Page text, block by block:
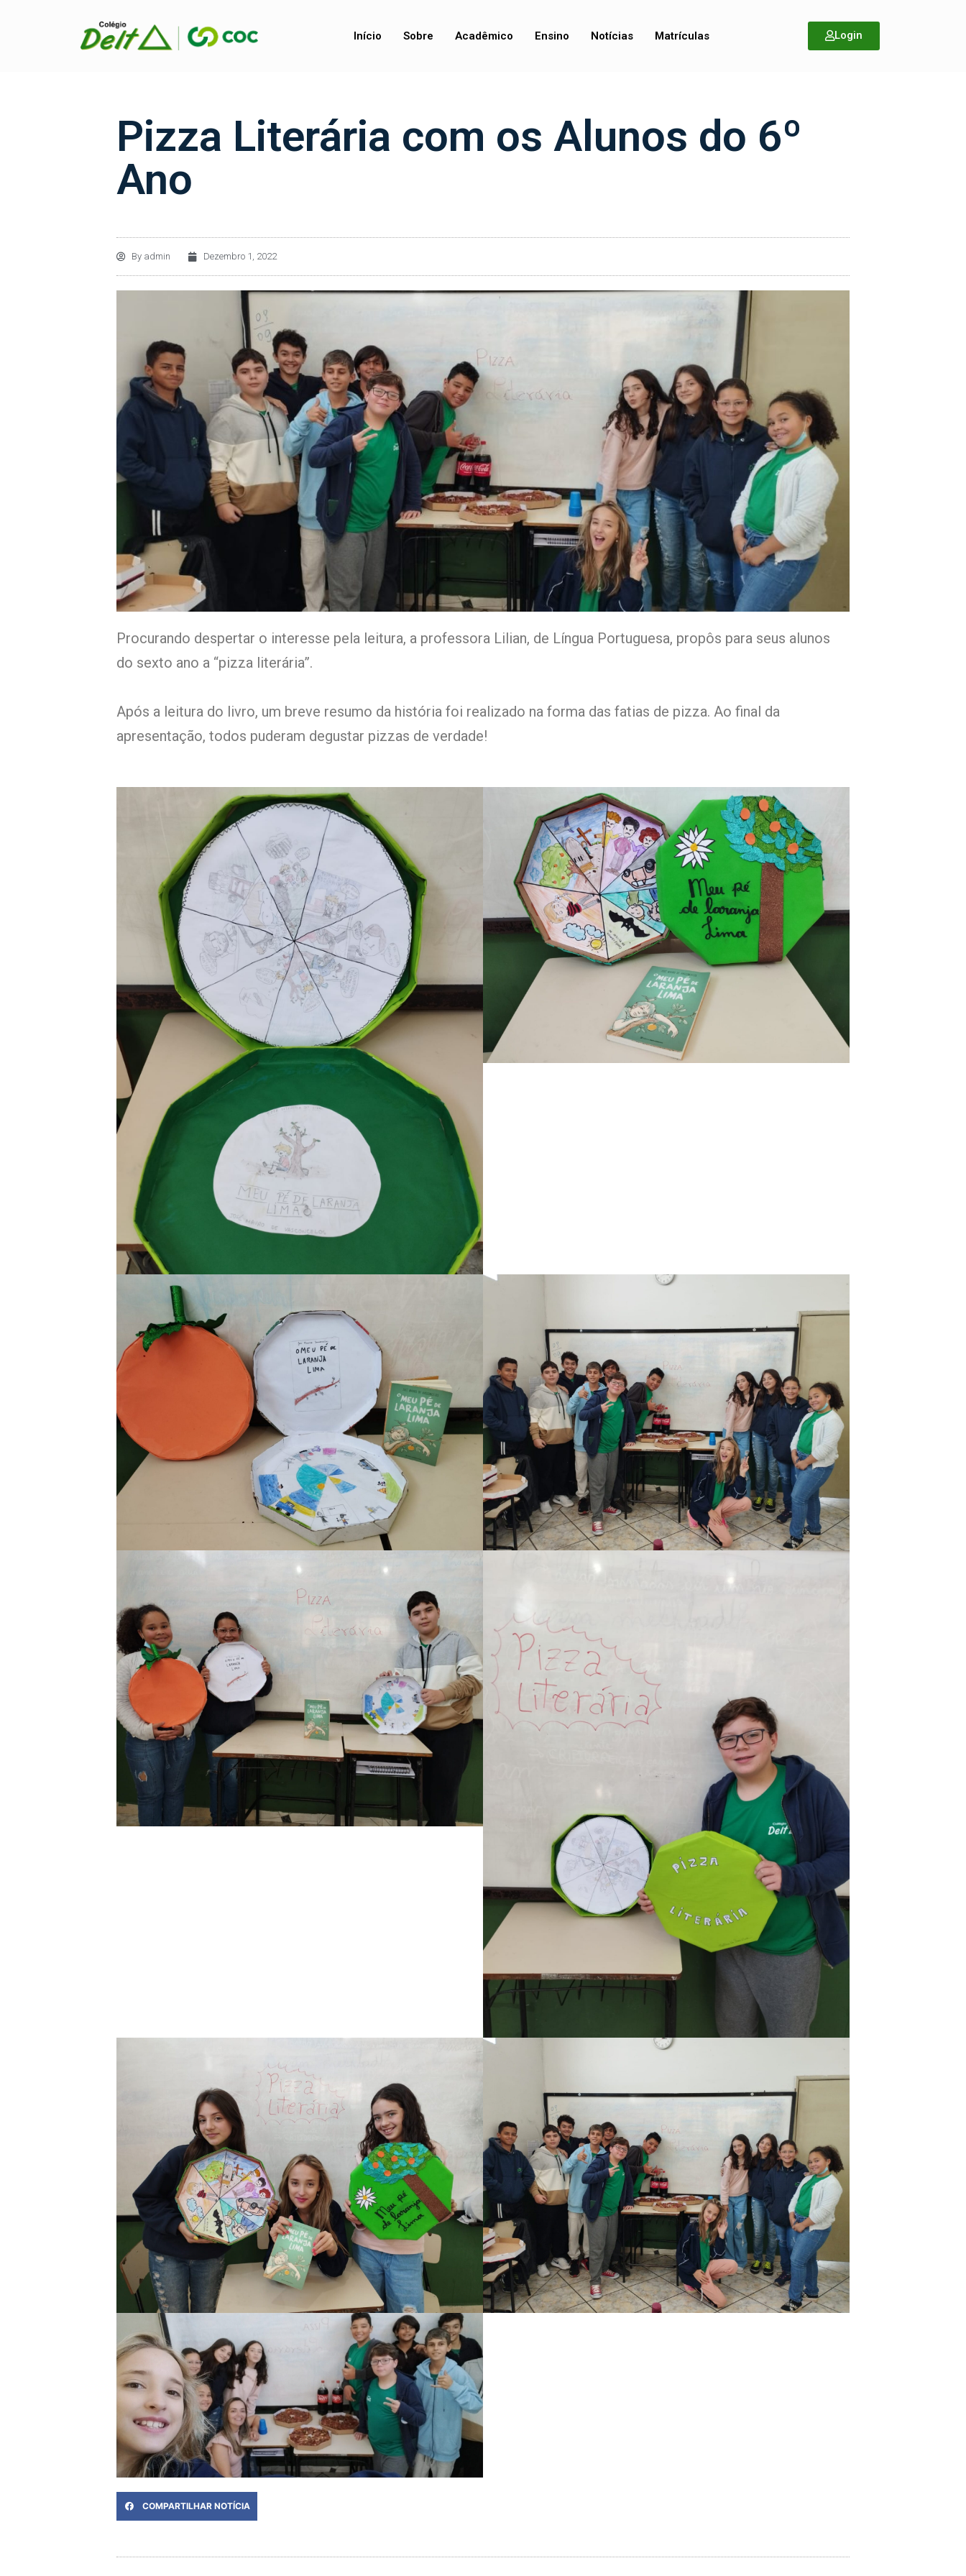
Início Sobre Acadêmico Ensino Notícias Matrículas Login
Pizza Literária com os Alunos do 6º
Ano
By admin Dezembro 1, 2022
Procurando despertar o interesse pela leitura, a professora Lilian, de Língua Portuguesa, propôs para seus alunos
do sexto ano a “pizza literária”.
Após a leitura do livro, um breve resumo da história foi realizado na forma das fatias de pizza. Ao final da
apresentação, todos puderam degustar pizzas de verdade!
COMPARTILHAR NOTÍCIA